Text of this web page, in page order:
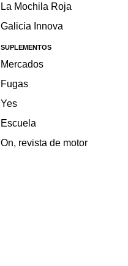
La Mochila Roja
Galicia Innova
SUPLEMENTOS
Mercados
Fugas
Yes
Escuela
On, revista de motor